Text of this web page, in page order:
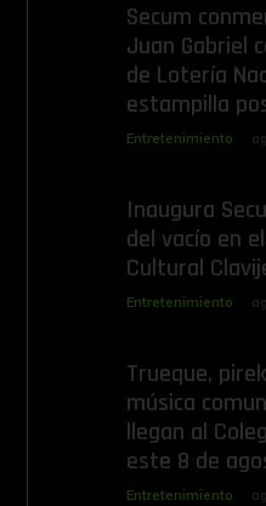
Secum
Juan Gabriel
de Lotería
estampilla
Entretenimiento
Inaugura
del vacío en
Cultural
Entretenimiento
Trueque,
música
llegan al
este 8 de
Entretenimiento